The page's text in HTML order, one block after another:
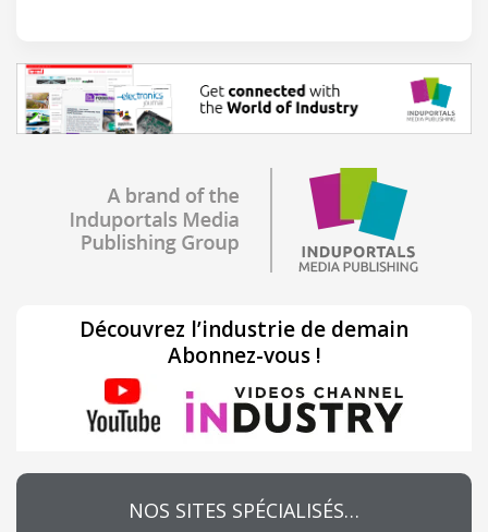
Découvrez l’industrie de demain
Abonnez-vous !
NOS SITES SPÉCIALISÉS…